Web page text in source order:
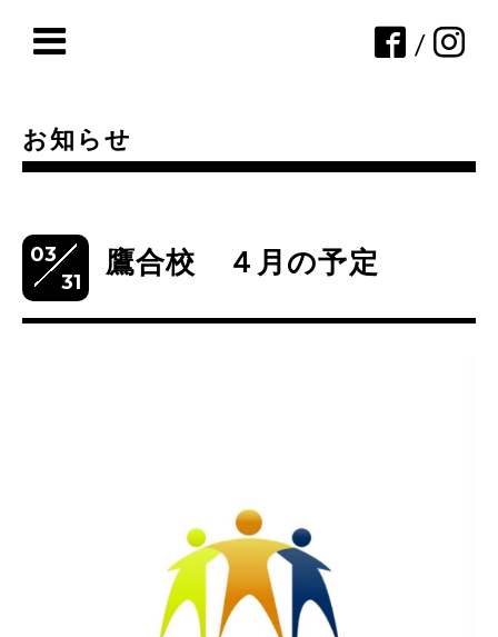
/
お知らせ
03
31
鷹合校 ４月の予定